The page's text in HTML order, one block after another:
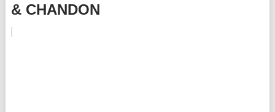
& CHANDON